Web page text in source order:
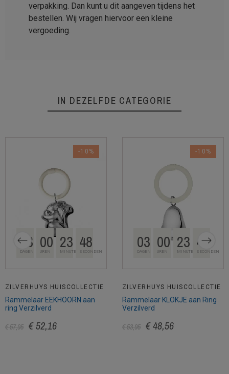
verpakking. Dan kunt u dit aangeven tijdens het
bestellen. Wij vragen hiervoor een kleine
vergoeding.
IN DEZELFDE CATEGORIE
03
DAGEN 00
UREN 23
MINUTEN 48
SECONDEN
ZILVERHUYS HUISCOLLECTIE
Rammelaar EEKHOORN aan
ring Verzilverd
€ 57,95 € 52,16
-10%
03
DAGEN 00
UREN 23
MINUTEN 48
SECONDEN
ZILVERHUYS HUISCOLLECTIE
Rammelaar KLOKJE aan Ring
Verzilverd
€ 53,95 € 48,56
-10%